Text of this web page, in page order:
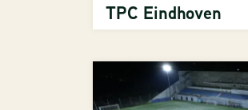
TPC Eindhoven